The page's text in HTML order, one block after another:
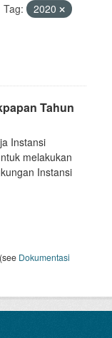
Tag:
2020
Tahun
Instansi
melakukan
Instansi
(see Dokumentasi